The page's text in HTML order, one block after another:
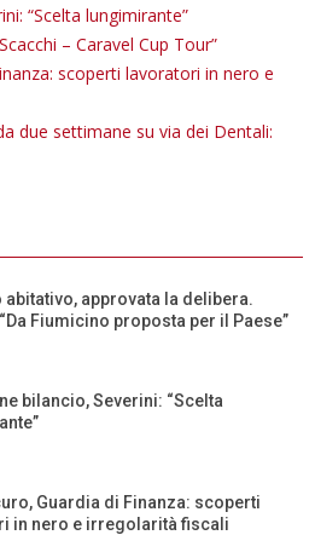
“Scelta lungimirante”
– Caravel Cup Tour”
scoperti lavoratori in nero e
due settimane su via dei Dentali:
abitativo, approvata la delibera.
Fiumicino proposta per il Paese”
bilancio, Severini: “Scelta
Guardia di Finanza: scoperti
in nero e irregolarità fiscali